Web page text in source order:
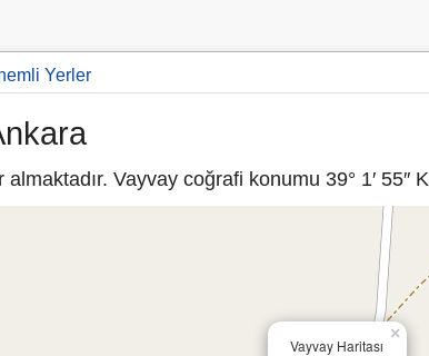
Yerler
Vayvay coğrafi konumu 39° 1′ 55″
Vayvay Haritası
×